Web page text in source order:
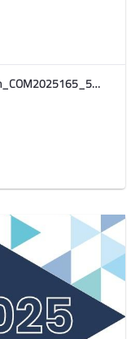
Annex_to_the_AI_Continent_Action_Plan_COM2025165_5OcpRk2EgLVJ9pIx0slBSXI6t2A_114522